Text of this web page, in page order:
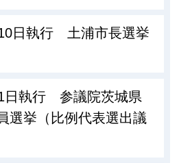
日執行 土浦市長選挙
日執行 参議院茨城県
選挙（比例代表選出議